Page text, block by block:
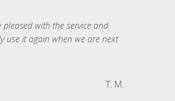
pleased with the service and
use it again when we are next
T. M.